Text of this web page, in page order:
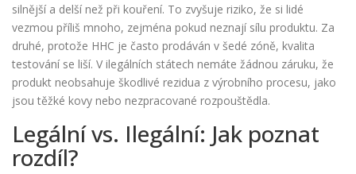
silnější a delší než při kouření. To zvyšuje riziko, že si lidé
vezmou příliš mnoho, zejména pokud neznají sílu produktu. Za
druhé, protože HHC je často prodáván v šedé zóně, kvalita
testování se liší. V ilegálních státech nemáte žádnou záruku, že
produkt neobsahuje škodlivé rezidua z výrobního procesu, jako
jsou těžké kovy nebo nezpracované rozpouštědla.
Legální vs. Ilegální: Jak poznat
rozdíl?